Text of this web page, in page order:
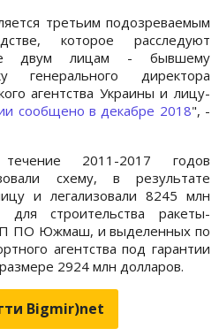
третьим подозреваемым
которое расследуют
двум лицам - бывшему
генерального директора
агентства Украины и лицу-
сообщено в декабре 2018", -
2011-2017 годов
схему, в результате
и легализовали 8245 млн
для строительства ракеты-
ПО Южмаш, и выделенных по
агентства под гарантии
2924 млн долларов.
Bigmir)net